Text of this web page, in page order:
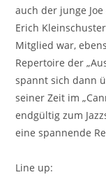
auch der junge
Erich
Mitglied war,
Repertoire der
spannt sich dann
seiner Zeit im
endgültig zum
eine spannende
Line up: